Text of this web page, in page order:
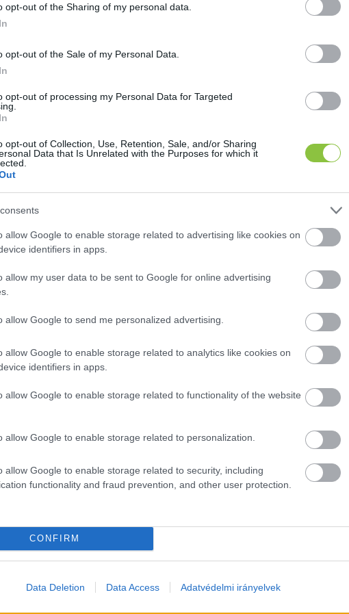
opt-out of the Sharing of my personal data.
opt-out of the Sale of my Personal Data.
opt-out of processing my Personal Data for Targeted
opt-out of Collection, Use, Retention, Sale, and/or Sharing
Data that Is Unrelated with the Purposes for which it
allow Google to enable storage related to advertising like cookies on
identifiers in apps.
allow my user data to be sent to Google for online advertising
allow Google to send me personalized advertising.
allow Google to enable storage related to analytics like cookies on
identifiers in apps.
allow Google to enable storage related to functionality of the website
allow Google to enable storage related to personalization.
allow Google to enable storage related to security, including
functionality and fraud prevention, and other user protection.
CONFIRM
Data Deletion Data Access Adatvédelmi irányelvek
a szavazatára mindig számíthatott Orbán Viktor,
tag volt. Az idén Gallai Gergely nemzetiségpolitikai
napi szinten frissíti a hazai 13 nemzetiségi névjegyzékben
feliratkozott választópolgárok száma az érdekes,
kedvezményes mandátumot szerezni a parlamentben.
figyelmet
a Political Capital interaktív adatbázisára,
Döntésük hátterében valószínűleg az áll, hogy
mozgását,
több mint 4 ezerrel csökkent a
cikk írásakor), 30 417-ről 26 376-ra.
ezer között szóródott a kedvezményes kvóta értéke –
mandátumot szerezzen. (A mandátum azért
pontosan negyedannyi szavazat is elegendő, mint
két választáson sikerült elérnie ezt a küszöböt, ám
száma bőven meghaladja a 30 ezret. Mivel a 2026.
részvétel várható, ez a kvóta emelkedését is maga után
ért véget, így egyre valószínűbbnek tűnik, hogy idén
és a magyarországi, valamint a Bács-Kiskunban élő
Magyarországon 142 551-en vallották magukat német
nemzetiségi névjegyzékben Bács-Kiskun vármegyében,